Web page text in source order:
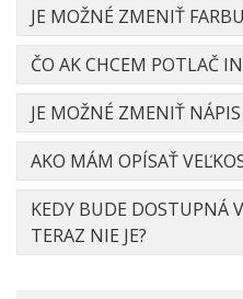
JE MOŽNÉ ZMENIŤ
ČO AK CHCEM POTLAČ
JE MOŽNÉ ZMENIŤ
AKO MÁM OPÍSAŤ
KEDY BUDE DOSTUPNÁ
TERAZ NIE JE?